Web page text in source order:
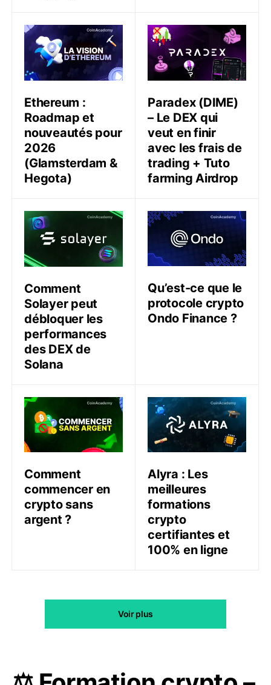
Ethereum : Roadmap et nouveautés pour 2026
Ethereum :
Roadmap et
nouveautés pour
2026
(Glamsterdam &
Hegota)
Paradex (DIME) – Le
Paradex (DIME)
– Le DEX qui
veut en finir
avec les frais de
trading + Tuto
farming Airdrop
Comment Solayer peut débloquer les performances
Comment
Solayer peut
débloquer les
performances
des DEX de
Solana
Qu’est-ce que le
Qu’est-ce que le
protocole crypto
Ondo Finance ?
Comment commencer en crypto sans argent ?
Comment
commencer en
crypto sans
argent ?
Alyra : Les meilleures
Alyra : Les
meilleures
formations
crypto
certifiantes et
100% en ligne
Voir plus